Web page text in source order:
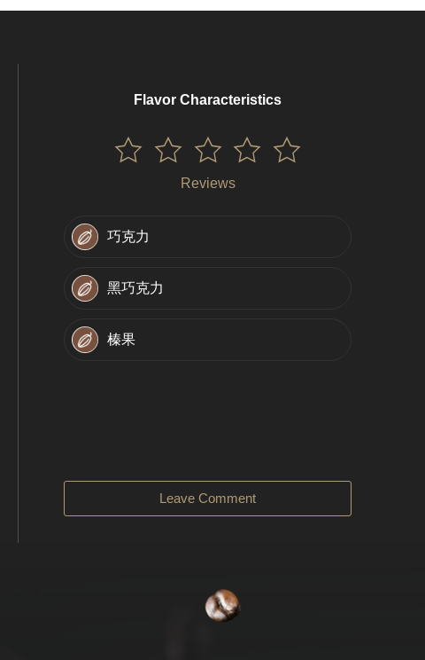
Flavor Characteristics
Reviews
巧克力
黑巧克力
榛果
Leave Comment